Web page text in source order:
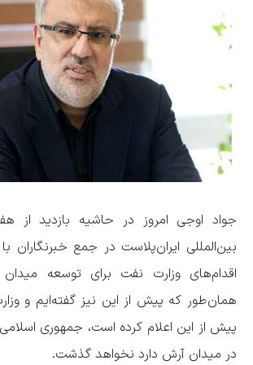
جواد اوجی امروز در حاشیه بازدید از
بین‌المللی ایران‌پلاست در جمع خبرنگاران با
اقدام‌های وزارت نفت برای توسعه
همان‌طور که پیش از این نیز گفته‌ایم و
پیش از این اعلام کرده است، جمهوری
در میدان آرش دارد نخواهد گذشت.